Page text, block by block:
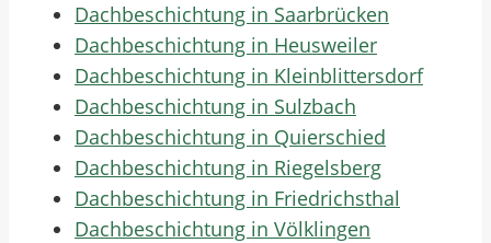
Dachbeschichtung in Saarbrücken
Dachbeschichtung in Heusweiler
Dachbeschichtung in Kleinblittersdorf
Dachbeschichtung in Sulzbach
Dachbeschichtung in Quierschied
Dachbeschichtung in Riegelsberg
Dachbeschichtung in Friedrichsthal
Dachbeschichtung in Völklingen